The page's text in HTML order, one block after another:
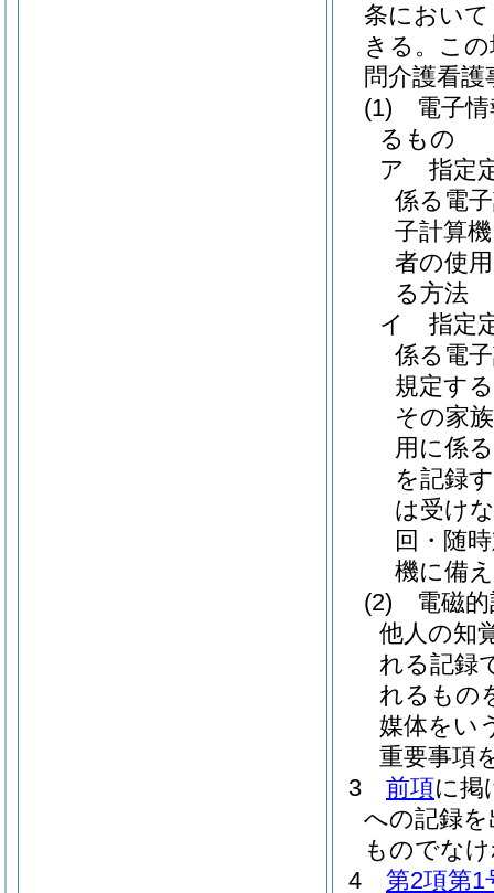
条におい
きる。 こ
問介護看
(1)
電子
るもの
ア
指定
係る電
子計算
者の使
る方法
イ
指定
係る電
規定す
その家
用に係
を記録
は受け
回・随
機に備
(2)
電磁
他人の知
れる記録
れるもの
媒体をい
重要事項
3
前項に掲
への記録
ものでな
4
第2項第1